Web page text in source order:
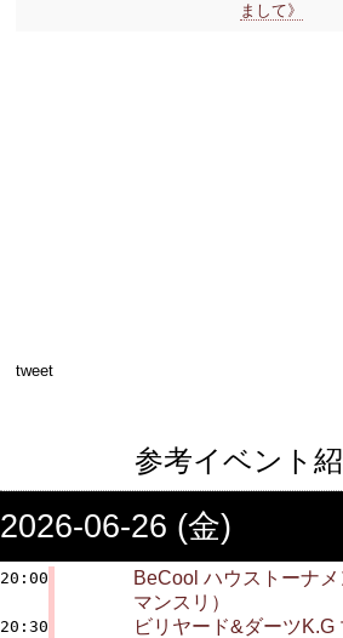
まして》
tweet
参考イベント
2026-06-26 (金)
20:00
BeCool ハウストーナ
マンスリ）
20:30 ビリヤード&ダーツ